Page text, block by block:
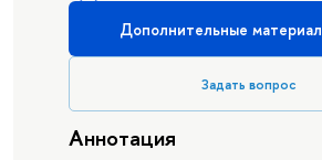
Дополнительные
Задать вопрос
Аннотация